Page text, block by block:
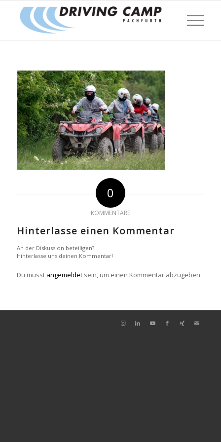
0
KOMMENTARE
Hinterlasse einen Kommentar
An der Diskussion beteiligen?
Hinterlasse uns deinen Kommentar!
Du musst angemeldetsein, um einen Kommentar abzugeben.